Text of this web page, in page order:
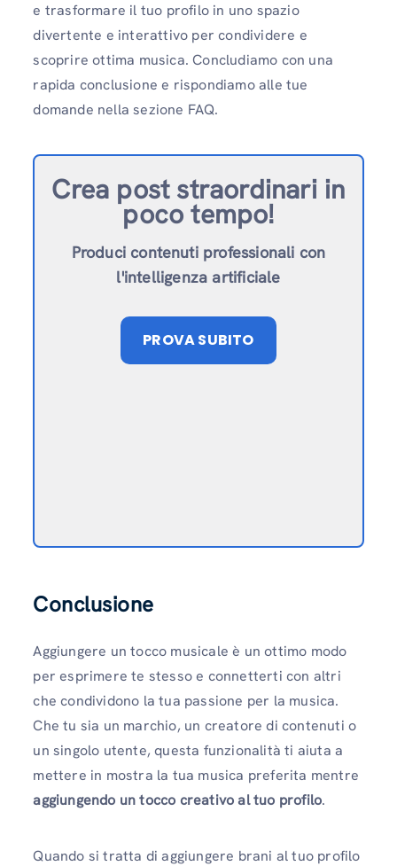
e trasformare il tuo profilo in uno spazio
divertente e interattivo per condividere e
scoprire ottima musica. Concludiamo con una
rapida conclusione e rispondiamo alle tue
domande nella sezione FAQ.
Crea post straordinari in
poco tempo!
Produci contenuti professionali con
l'intelligenza artificiale
PROVA SUBITO
Conclusione
Aggiungere un tocco musicale è un ottimo modo
per esprimere te stesso e connetterti con altri
che condividono la tua passione per la musica.
Che tu sia un marchio, un creatore di contenuti o
un singolo utente, questa funzionalità ti aiuta a
mettere in mostra la tua musica preferita mentre
aggiungendo un tocco creativo al tuo profilo.
Quando si tratta di aggiungere brani al tuo profilo